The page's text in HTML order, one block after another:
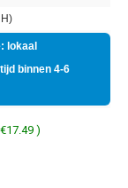
lokaal
binnen 4-6
)